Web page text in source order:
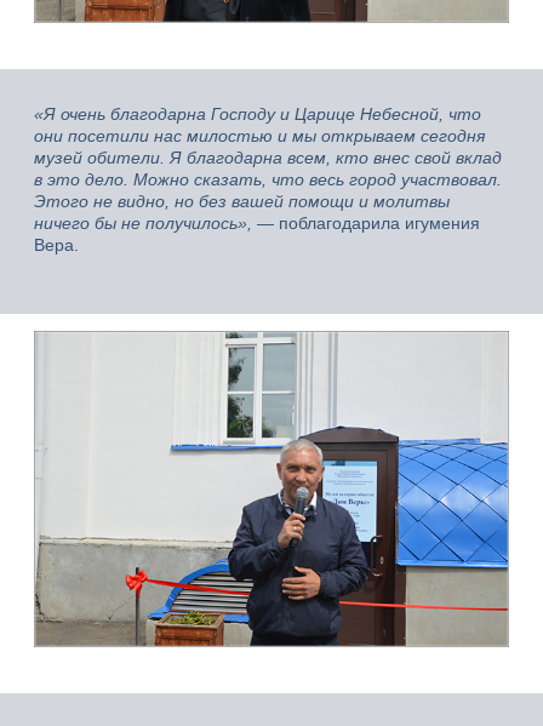
«Я очень благодарна Господу и Царице Небесной, что
они посетили нас милостью и мы открываем сегодня
музей обители. Я благодарна всем, кто внес свой вклад
в это дело. Можно сказать, что весь город участвовал.
Этого не видно, но без вашей помощи и молитвы
ничего бы не получилось», — поблагодарила игумения
Вера.